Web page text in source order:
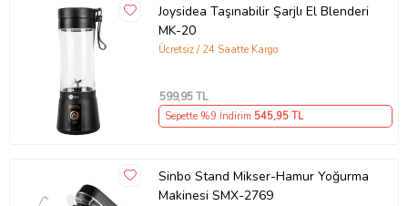
Joysidea Taşınabilir Şarjlı El Blenderi
MK-20
Ücretsiz / 24 Saatte Kargo
599,95 TL
Sepette %9 İndirim 545,95 TL
Sinbo Stand Mikser-Hamur Yoğurma
Makinesi SMX-2769